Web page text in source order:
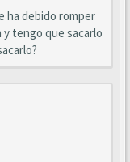
ha debido romper
tengo que sacarlo